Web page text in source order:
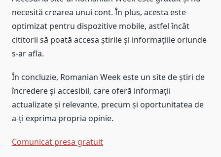
necesită crearea unui cont. În plus, acesta este
optimizat pentru dispozitive mobile, astfel încât
cititorii să poată accesa știrile și informațiile oriunde
s-ar afla.
În concluzie, Romanian Week este un site de știri de
încredere și accesibil, care oferă informații
actualizate și relevante, precum și oportunitatea de
a-ți exprima propria opinie.
Comunicat presa gratuit